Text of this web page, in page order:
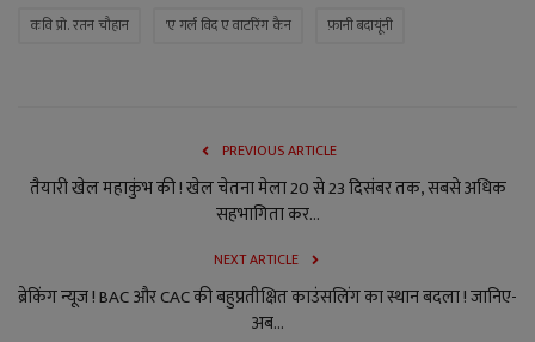
कवि प्रो. रतन चौहान
'ए गर्ल विद ए वाटरिंग कैन फ़ानी बदायूंनी
PREVIOUS ARTICLE
तैयारी खेल महाकुंभ की ! खेल चेतना मेला 20 से 23 दिसंबर तक, सबसे अधिक
सहभागिता कर...
NEXT ARTICLE
ब्रेकिंग न्यूज ! BAC और CAC की बहुप्रतीक्षित काउंसलिंग का स्थान बदला ! जानिए-
अब...